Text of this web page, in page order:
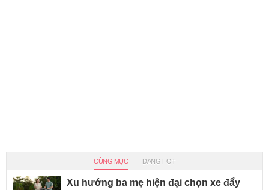
CÙNG MỤC ĐANG HOT
Xu hướng ba mẹ hiện đại chọn xe đẩy